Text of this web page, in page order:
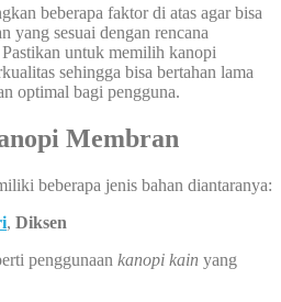
beberapa faktor di atas agar bisa
yang sesuai dengan rencana
untuk memilih kanopi
sehingga bisa bertahan lama
optimal bagi pengguna.
Membran
beberapa jenis bahan diantaranya:
, Diksen
penggunaan kanopi kain yang